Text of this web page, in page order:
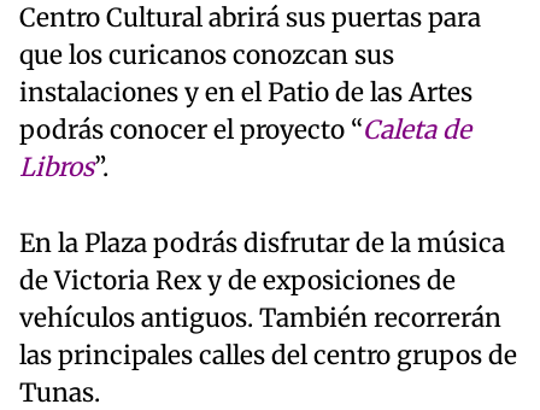
Centro Cultural abrirá sus puertas para
que los curicanos conozcan sus
instalaciones y en el Patio de las Artes
podrás conocer el proyecto “Caleta de
Libros”.
En la Plaza podrás disfrutar de la música
de Victoria Rex y de exposiciones de
vehículos antiguos. También recorrerán
las principales calles del centro grupos de
Tunas.